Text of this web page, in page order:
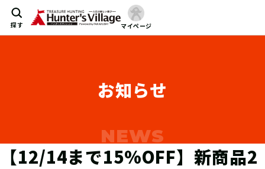
探す マイページ
お知らせ
【12/14まで15%OFF】新商品2